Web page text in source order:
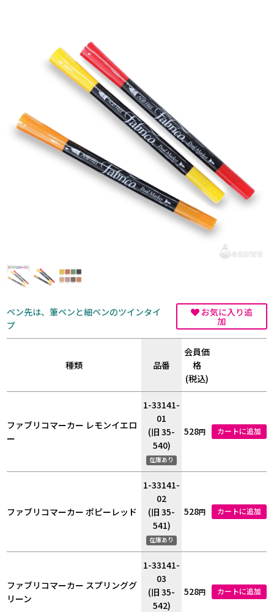
ペン先は、筆ペンと細ペンのツインタイ
プ
お気に入り追
加
種類 品番
会員価
格
(税込)
ファブリコマーカー レモンイエロ
ー
1-33141-
01
(旧 35-
540)
在庫あり
528円 カートに追加
ファブリコマーカー ポピーレッド
1-33141-
02
(旧 35-
541)
在庫あり
528円 カートに追加
ファブリコマーカー スプリンググ
リーン
1-33141-
03
(旧 35-
542)
528円 カートに追加